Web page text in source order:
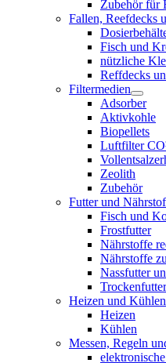
Zubehör für
Fallen, Reefdecks
Fisch und
nützliche
Reffdecks
Filtermedien
Adsorber
Aktivkohle
Biopellets
Luftfilter
Zeolith
Zubehör
Futter und
Fisch und
Frostfutter
Nährstoffe
Nährstoffe
Nassfutter
Trockenfutter
Heizen und Kühlen
Heizen
Kühlen
Messen, Regeln